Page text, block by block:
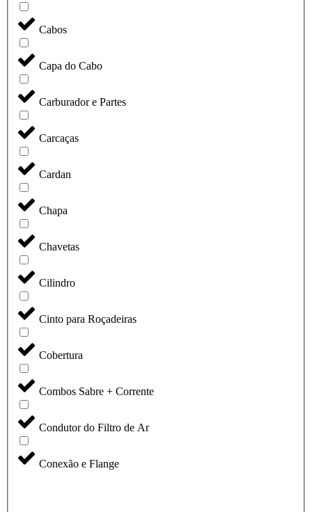
Cabos
Capa do Cabo
Carburador e Partes
Carcaças
Cardan
Chapa
Chavetas
Cilindro
Cinto para Roçadeiras
Cobertura
Combos Sabre + Corrente
Condutor do Filtro de Ar
Conexão e Flange